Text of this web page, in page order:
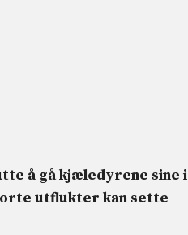
å gå kjæledyrene sine i
utflukter kan sette